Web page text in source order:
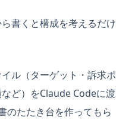
書くと構成を考えるだけ
ル（ターゲット・訴求ポ
ど）をClaude Codeに渡
のたたき台を作ってもら